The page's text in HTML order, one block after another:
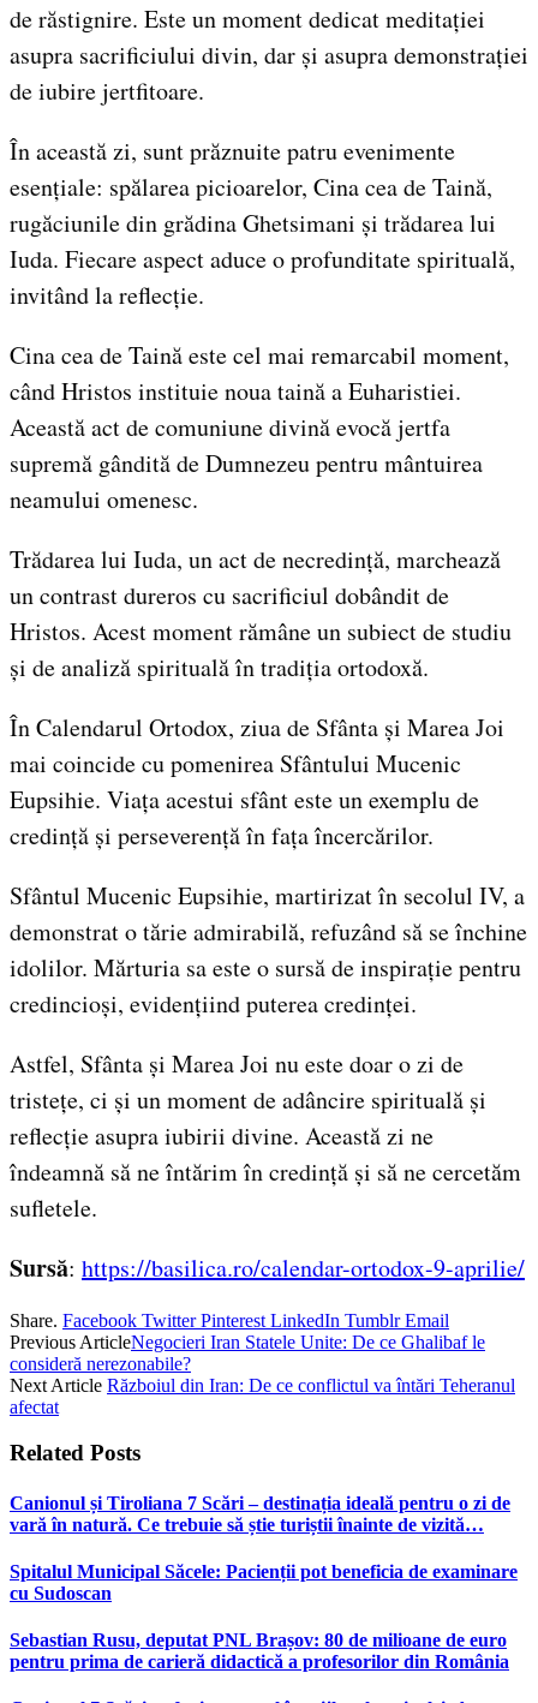
de răstignire. Este un moment dedicat meditației
asupra sacrificiului divin, dar și asupra demonstrației
de iubire jertfitoare.
În această zi, sunt prăznuite patru evenimente
esențiale: spălarea picioarelor, Cina cea de Taină,
rugăciunile din grădina Ghetsimani și trădarea lui
Iuda. Fiecare aspect aduce o profunditate spirituală,
invitând la reflecție.
Cina cea de Taină este cel mai remarcabil moment,
când Hristos instituie noua taină a Euharistiei.
Această act de comuniune divină evocă jertfa
supremă gândită de Dumnezeu pentru mântuirea
neamului omenesc.
Trădarea lui Iuda, un act de necredință, marchează
un contrast dureros cu sacrificiul dobândit de
Hristos. Acest moment rămâne un subiect de studiu
și de analiză spirituală în tradiția ortodoxă.
În Calendarul Ortodox, ziua de Sfânta și Marea Joi
mai coincide cu pomenirea Sfântului Mucenic
Eupsihie. Viața acestui sfânt este un exemplu de
credință și perseverență în fața încercărilor.
Sfântul Mucenic Eupsihie, martirizat în secolul IV, a
demonstrat o tărie admirabilă, refuzând să se închine
idolilor. Mărturia sa este o sursă de inspirație pentru
credincioși, evidențiind puterea credinței.
Astfel, Sfânta și Marea Joi nu este doar o zi de
tristețe, ci și un moment de adâncire spirituală și
reflecție asupra iubirii divine. Această zi ne
îndeamnă să ne întărim în credință și să ne cercetăm
sufletele.
Sursă: https://basilica.ro/calendar-ortodox-9-aprilie/
Share. Facebook Twitter Pinterest LinkedIn Tumblr Email
Previous ArticleNegocieri Iran Statele Unite: De ce Ghalibaf le
consideră nerezonabile?
Next Article Războiul din Iran: De ce conflictul va întări Teheranul
afectat
Related Posts
Canionul și Tiroliana 7 Scări – destinația ideală pentru o zi de
vară în natură. Ce trebuie să știe turiștii înainte de vizită…
Spitalul Municipal Săcele: Pacienții pot beneficia de examinare
cu Sudoscan
Sebastian Rusu, deputat PNL Brașov: 80 de milioane de euro
pentru prima de carieră didactică a profesorilor din România